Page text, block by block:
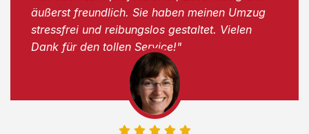
äußerst freundlich. Sie haben meinen Umzug
stressfrei und reibungslos gestaltet. Vielen
Dank für den tollen Service!"